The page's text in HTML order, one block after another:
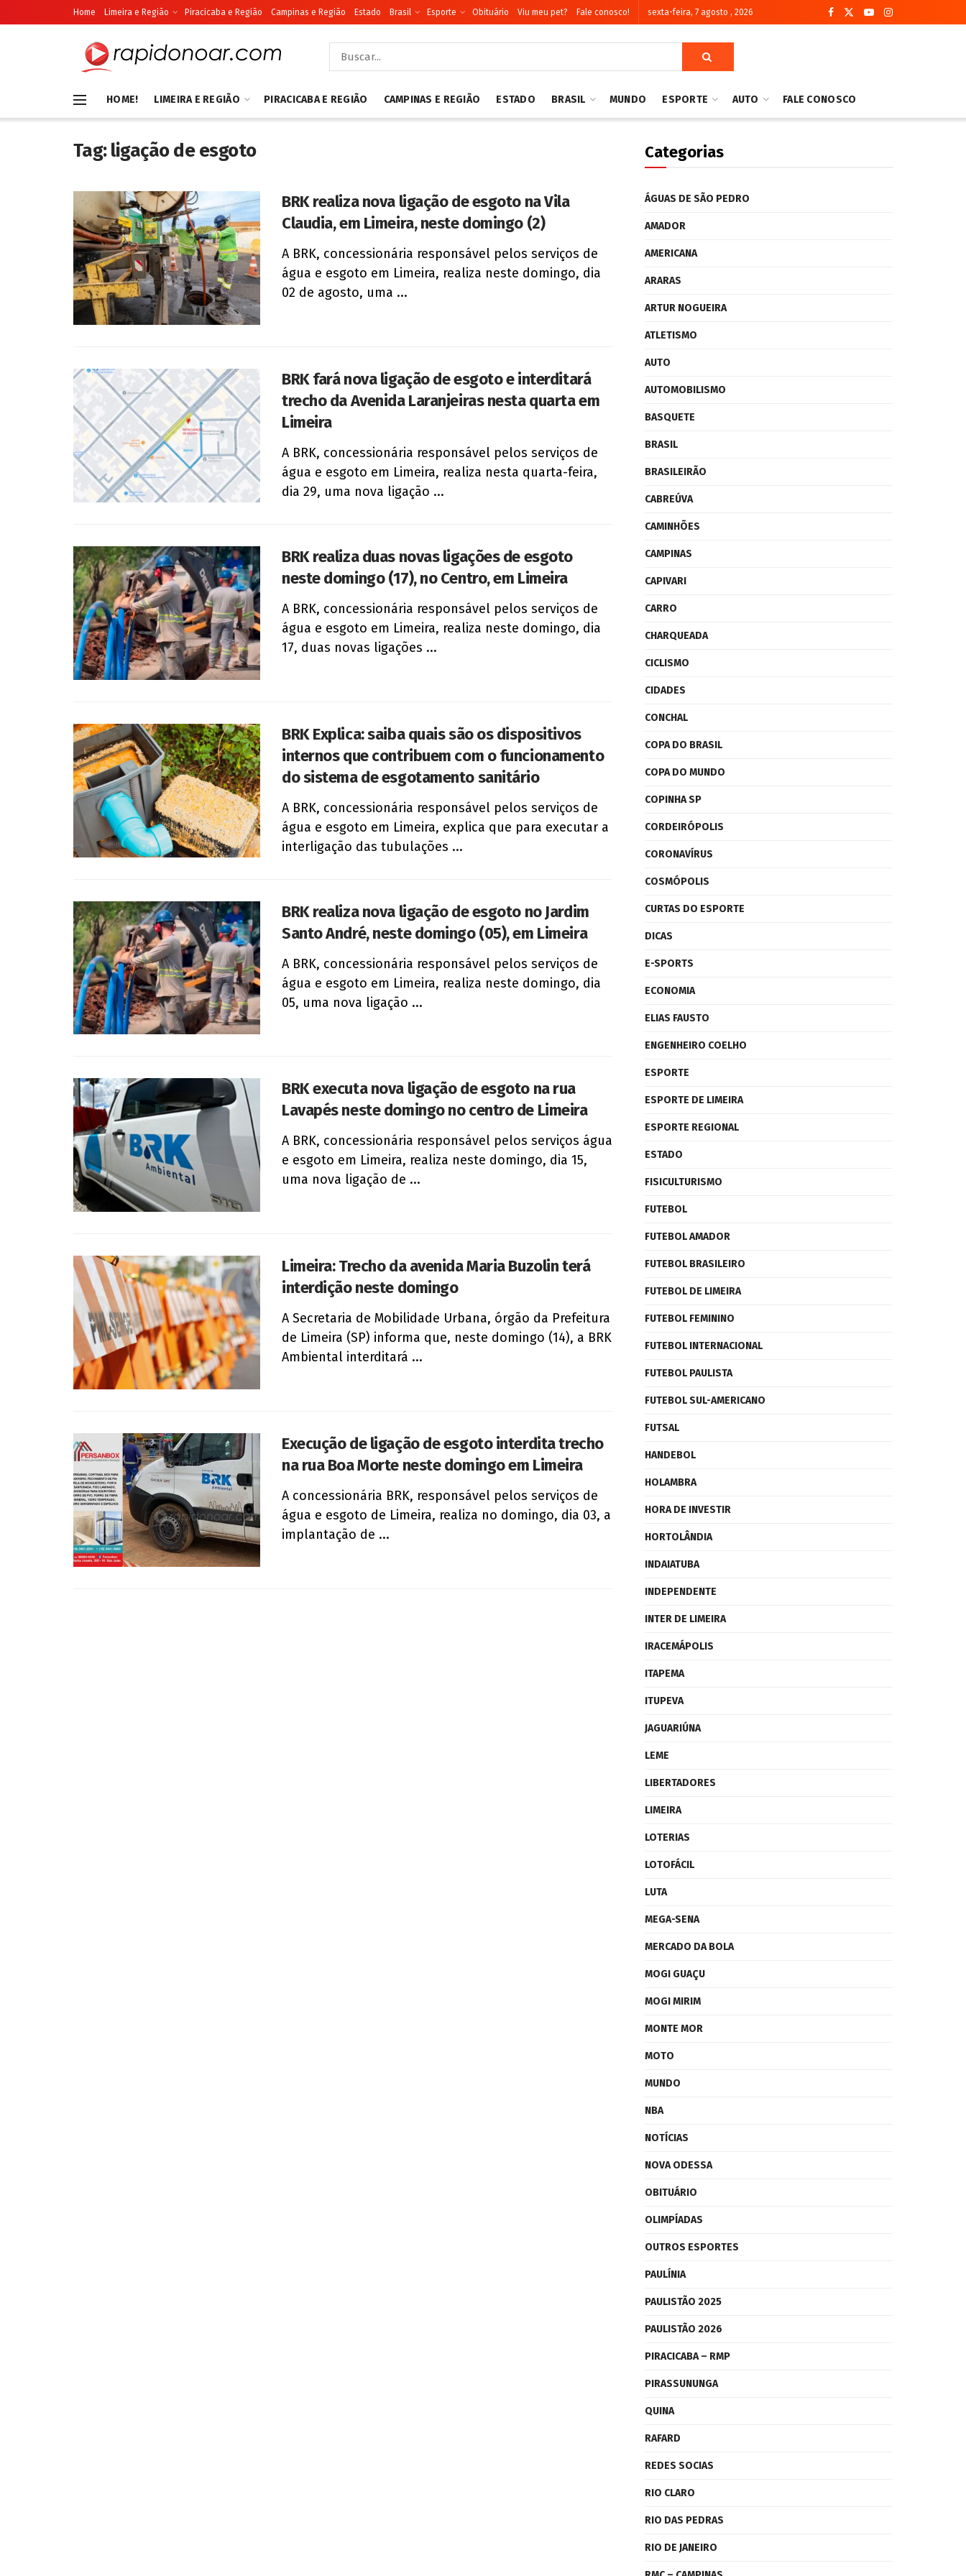
Home Limeira e Região Piracicaba e Região Campinas e Região Estado Brasil Esporte Obituário Viu meu pet? Fale conosco! sexta-feira, 7 agosto , 2026
HOME! LIMEIRA E REGIÃO PIRACICABA E REGIÃO CAMPINAS E REGIÃO ESTADO BRASIL MUNDO ESPORTE AUTO FALE CONOSCO
Tag:ligação de esgoto
BRK realiza nova ligação de esgoto na Vila
Claudia, em Limeira, neste domingo (2)
A BRK, concessionária responsável pelos serviços de
água e esgoto em Limeira, realiza neste domingo, dia
02 de agosto, uma ...
BRK fará nova ligação de esgoto e interditará
trecho da Avenida Laranjeiras nesta quarta em
Limeira
A BRK, concessionária responsável pelos serviços de
água e esgoto em Limeira, realiza nesta quarta-feira,
dia 29, uma nova ligação ...
BRK realiza duas novas ligações de esgoto
neste domingo (17), no Centro, em Limeira
A BRK, concessionária responsável pelos serviços de
água e esgoto em Limeira, realiza neste domingo, dia
17, duas novas ligações ...
BRK Explica: saiba quais são os dispositivos
internos que contribuem com o funcionamento
do sistema de esgotamento sanitário
A BRK, concessionária responsável pelos serviços de
água e esgoto em Limeira, explica que para executar a
interligação das tubulações ...
BRK realiza nova ligação de esgoto no Jardim
Santo André, neste domingo (05), em Limeira
A BRK, concessionária responsável pelos serviços de
água e esgoto em Limeira, realiza neste domingo, dia
05, uma nova ligação ...
BRK executa nova ligação de esgoto na rua
Lavapés neste domingo no centro de Limeira
A BRK, concessionária responsável pelos serviços água
e esgoto em Limeira, realiza neste domingo, dia 15,
uma nova ligação de ...
Limeira: Trecho da avenida Maria Buzolin terá
interdição neste domingo
A Secretaria de Mobilidade Urbana, órgão da Prefeitura
de Limeira (SP) informa que, neste domingo (14), a BRK
Ambiental interditará ...
Execução de ligação de esgoto interdita trecho
na rua Boa Morte neste domingo em Limeira
A concessionária BRK, responsável pelos serviços de
água e esgoto de Limeira, realiza no domingo, dia 03, a
implantação de ...
Categorias
ÁGUAS DE SÃO PEDRO
AMADOR
AMERICANA
ARARAS
ARTUR NOGUEIRA
ATLETISMO
AUTO
AUTOMOBILISMO
BASQUETE
BRASIL
BRASILEIRÃO
CABREÚVA
CAMINHÕES
CAMPINAS
CAPIVARI
CARRO
CHARQUEADA
CICLISMO
CIDADES
CONCHAL
COPA DO BRASIL
COPA DO MUNDO
COPINHA SP
CORDEIRÓPOLIS
CORONAVÍRUS
COSMÓPOLIS
CURTAS DO ESPORTE
DICAS
E-SPORTS
ECONOMIA
ELIAS FAUSTO
ENGENHEIRO COELHO
ESPORTE
ESPORTE DE LIMEIRA
ESPORTE REGIONAL
ESTADO
FISICULTURISMO
FUTEBOL
FUTEBOL AMADOR
FUTEBOL BRASILEIRO
FUTEBOL DE LIMEIRA
FUTEBOL FEMININO
FUTEBOL INTERNACIONAL
FUTEBOL PAULISTA
FUTEBOL SUL-AMERICANO
FUTSAL
HANDEBOL
HOLAMBRA
HORA DE INVESTIR
HORTOLÂNDIA
INDAIATUBA
INDEPENDENTE
INTER DE LIMEIRA
IRACEMÁPOLIS
ITAPEMA
ITUPEVA
JAGUARIÚNA
LEME
LIBERTADORES
LIMEIRA
LOTERIAS
LOTOFÁCIL
LUTA
MEGA-SENA
MERCADO DA BOLA
MOGI GUAÇU
MOGI MIRIM
MONTE MOR
MOTO
MUNDO
NBA
NOTÍCIAS
NOVA ODESSA
OBITUÁRIO
OLIMPÍADAS
OUTROS ESPORTES
PAULÍNIA
PAULISTÃO 2025
PAULISTÃO 2026
PIRACICABA – RMP
PIRASSUNUNGA
QUINA
RAFARD
REDES SOCIAS
RIO CLARO
RIO DAS PEDRAS
RIO DE JANEIRO